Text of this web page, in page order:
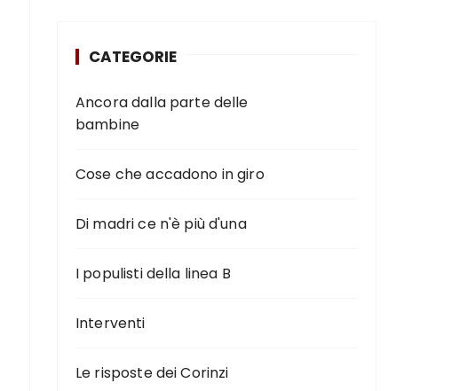
CATEGORIE
Ancora dalla parte delle
bambine
Cose che accadono in giro
Di madri ce n'è più d'una
I populisti della linea B
Interventi
Le risposte dei Corinzi